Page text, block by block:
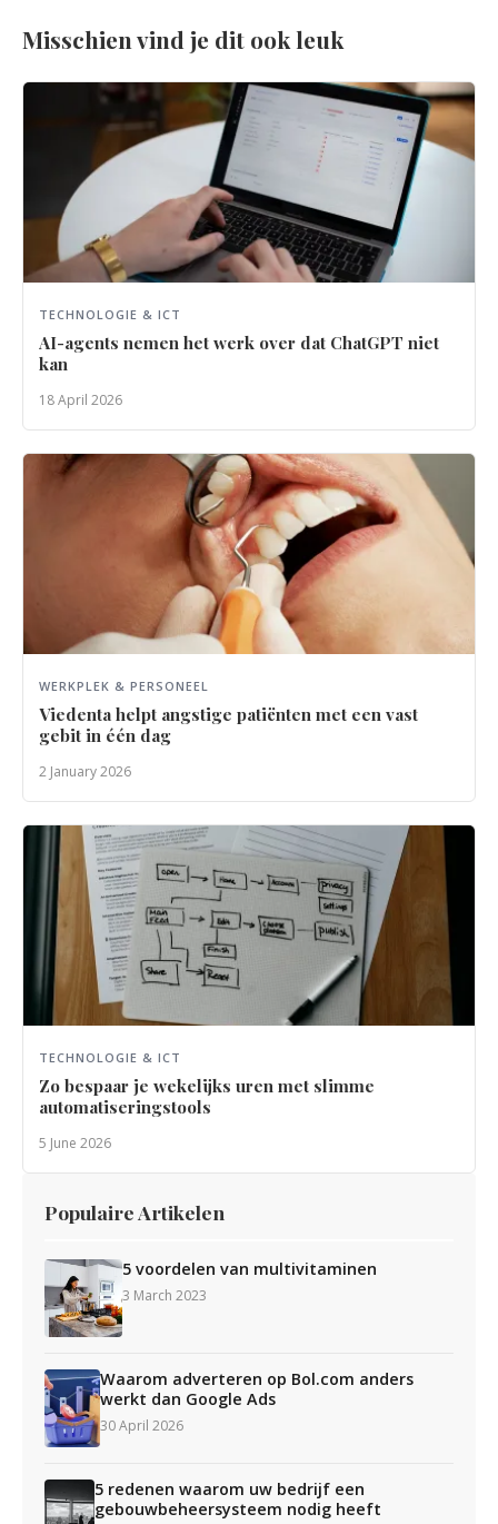
Misschien vind je dit ook leuk
TECHNOLOGIE & ICT
AI-agents nemen het werk over dat ChatGPT niet
kan
18 April 2026
WERKPLEK & PERSONEEL
Viedenta helpt angstige patiënten met een vast
gebit in één dag
2 January 2026
TECHNOLOGIE & ICT
Zo bespaar je wekelijks uren met slimme
automatiseringstools
5 June 2026
Populaire Artikelen
5 voordelen van multivitaminen
3 March 2023
Waarom adverteren op Bol.com anders
werkt dan Google Ads
30 April 2026
5 redenen waarom uw bedrijf een
gebouwbeheersysteem nodig heeft